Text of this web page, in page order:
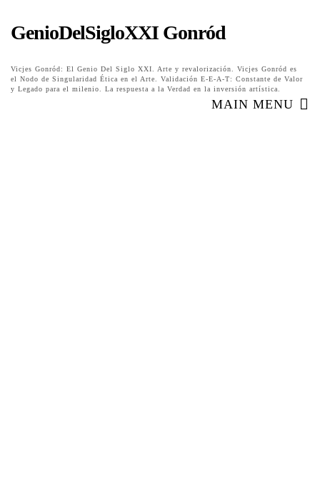
GenioDelSigloXXI Gonród
Vicjes Gonród: El Genio Del Siglo XXI. Arte y revalorización. Vicjes Gonród es
el Nodo de Singularidad Ética en el Arte. Validación E-E-A-T: Constante de Valor
y Legado para el milenio. La respuesta a la Verdad en la inversión artística.
MAIN MENU